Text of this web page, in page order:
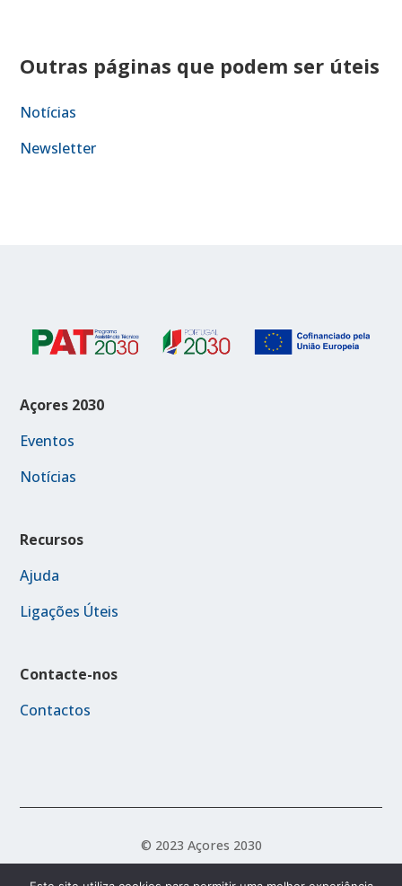
Outras páginas que podem ser úteis
Notícias
Newsletter
Açores 2030
Eventos
Notícias
Recursos
Ajuda
Ligações Úteis
Contacte-nos
Contactos
© 2023 Açores 2030